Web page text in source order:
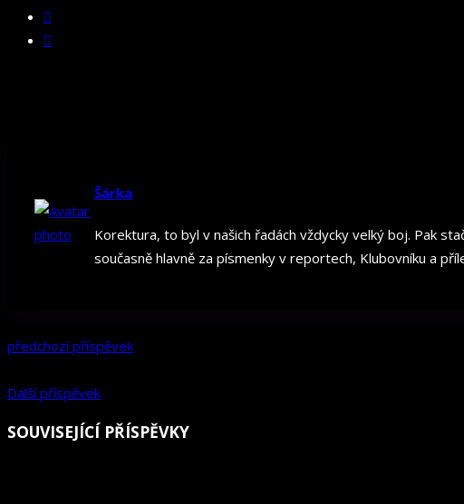
Šárka
Korektura, to byl v našich řadách vždycky velký boj. Pak
současně hlavně za písmenky v reportech, Klubovníku a
předchozí příspěvek
Další příspěvek
SOUVISEJÍCÍ PŘÍSPĚVKY